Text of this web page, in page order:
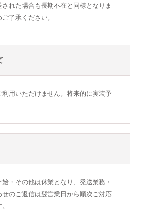
れた場合も長期不在と同様となりま
了承ください。
用いただけません。将来的に実装予
・その他は休業となり、発送業務・
せのご返信は翌営業日から順次ご対応